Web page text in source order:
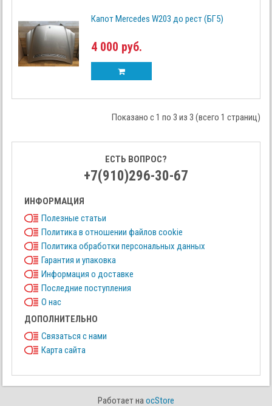
Капот Mercedes W203 до рест (БГ5)
4 000 руб.
Показано с 1 по 3 из 3 (всего 1 страниц)
ЕСТЬ ВОПРОС?
+7(910)296-30-67
ИНФОРМАЦИЯ
Полезные статьи
Политика в отношении файлов cookie
Политика обработки персональных данных
Гарантия и упаковка
Информация о доставке
Последние поступления
О нас
ДОПОЛНИТЕЛЬНО
Связаться с нами
Карта сайта
Работает наocStore